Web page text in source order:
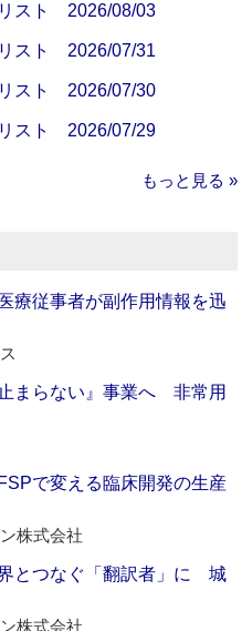
スト 2026/08/03
スト 2026/07/31
スト 2026/07/30
スト 2026/07/29
もっと見る »
療従事者が副作用情報を迅
まらない』事業へ 非常用
で変える臨床開発の生産
株式会社
とつなぐ「翻訳者」に 城
株式会社